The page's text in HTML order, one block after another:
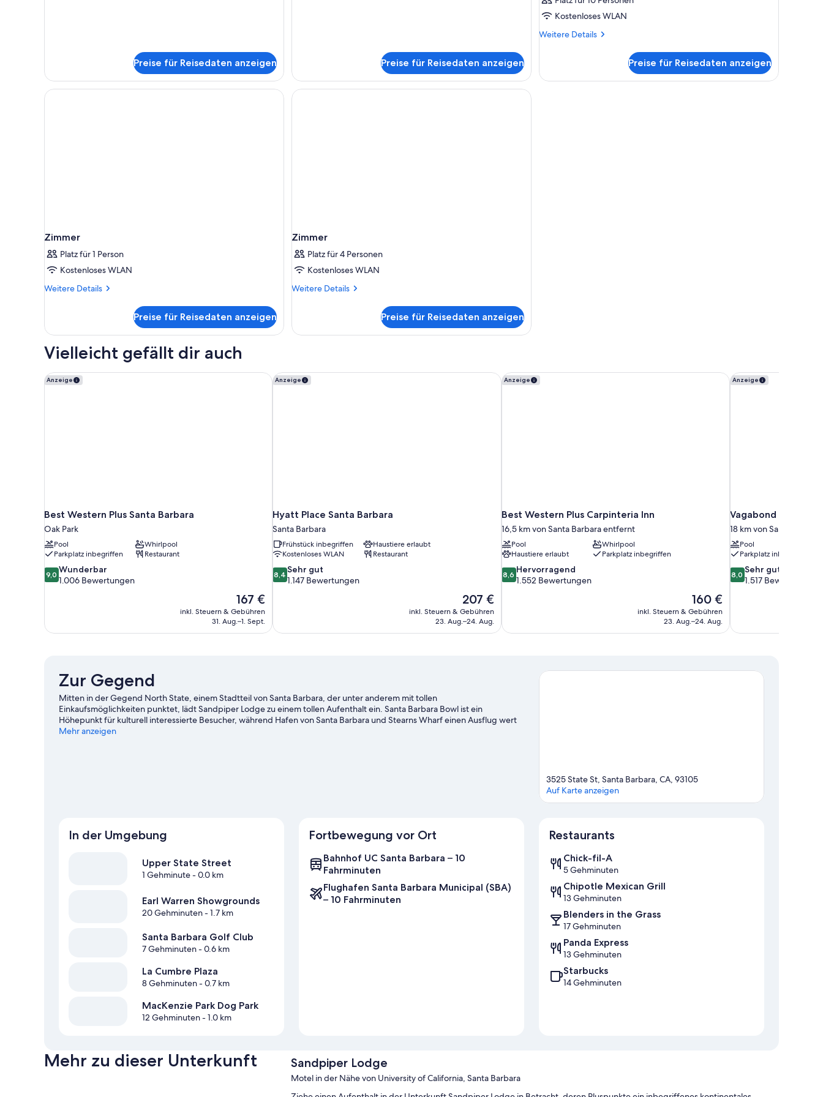
Preise für Reisedaten anzeigen Preise für Reisedaten anzeigen
Kostenloses WLAN
Weitere Details
Weitere
Preise für Reisedaten anzeigen
Zimmer
Platz für 1 Person
Kostenloses WLAN
Weitere Details
Weitere
Preise für Reisedaten anzeigen
Zimmer
Platz für 4 Personen
Kostenloses WLAN
Weitere Details
Weitere
Preise für Reisedaten anzeigen
Vielleicht gefällt dir auch
Anzeige
Best Western Plus Santa Barbara
Oak Park
Pool
Whirlpool
Parkplatz inbegriffen
Restaurant
9.0
von
Bewertungen
9,0 Wunderbar
1.006 Bewertungen
Der
Preis
beträgt
167 €
inkl. Steuern & Gebühren
31. Aug.–1. Sept.
Best Western Plus Santa Barbara Anzeige
Hyatt Place Santa Barbara
Santa Barbara
Frühstück inbegriffen
Haustiere erlaubt
Kostenloses WLAN
Restaurant
8.4
von
1.147
Bewertungen
8,4 Sehr gut
1.147 Bewertungen
Der
Preis
beträgt
207 €
inkl. Steuern & Gebühren
23. Aug.–24. Aug.
Hyatt Place Santa Barbara Anzeige
Best Western Plus Carpinteria Inn
16,5 km von Santa Barbara entfernt
Pool
Whirlpool
Haustiere erlaubt
Parkplatz inbegriffen
8.6
von
Bewertungen
8,6 Hervorragend
1.552 Bewertungen
Der
Preis
beträgt
160 €
inkl. Steuern & Gebühren
23. Aug.–24. Aug.
Best Western Plus Carpinteria Inn Anzeige
Vagabond Inn
18 km von Santa
Pool
Parkplatz inbegriffen
8.0
von
1.517
Bewertungen
8,0 Sehr gut
1.517 Bewertungen
Vagabond Inn
Zur Gegend
Mitten in der Gegend North State, einem Stadtteil von Santa Barbara, der unter anderem mit tollen
Einkaufsmöglichkeiten punktet, lädt Sandpiper Lodge zu einem tollen Aufenthalt ein. Santa Barbara Bowl ist ein
Höhepunkt für kulturell interessierte Besucher, während Hafen von Santa Barbara und Stearns Wharf einen Ausflug wert
sind, wenn du etwas unternehmen möchtest. Ebenfalls einen Besuch wert sind diese beiden Highlights: Santa Barbara
Mehr anzeigen
3525 State St, Santa Barbara, CA, 93105
Auf Karte anzeigen
In der Umgebung
Upper State Street
1 Gehminute- 0.0 km
Earl Warren Showgrounds
20 Gehminuten- 1.7 km
Santa Barbara Golf Club
7 Gehminuten- 0.6 km
La Cumbre Plaza
8 Gehminuten- 0.7 km
MacKenzie Park Dog Park
12 Gehminuten- 1.0 km
Fortbewegung vor Ort
Bahnhof UC Santa Barbara – 10
Fahrminuten
Flughafen Santa Barbara Municipal (SBA)
– 10 Fahrminuten
Restaurants
Chick-fil-A
5 Gehminuten
Chipotle Mexican Grill
13 Gehminuten
Blenders in the Grass
17 Gehminuten
Panda Express
13 Gehminuten
Starbucks
14 Gehminuten
Mehr zu dieser Unterkunft Sandpiper Lodge
Motel in der Nähe von University of California, Santa Barbara